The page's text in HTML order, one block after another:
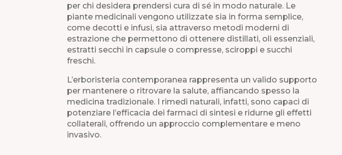
per chi desidera prendersi cura di sé in modo naturale. Le
piante medicinali vengono utilizzate sia in forma semplice,
come decotti e infusi, sia attraverso metodi moderni di
estrazione che permettono di ottenere distillati, oli essenziali,
estratti secchi in capsule o compresse, sciroppi e succhi
freschi.
L’erboristeria contemporanea rappresenta un valido supporto
per mantenere o ritrovare la salute, affiancando spesso la
medicina tradizionale. I rimedi naturali, infatti, sono capaci di
potenziare l’efficacia dei farmaci di sintesi e ridurne gli effetti
collaterali, offrendo un approccio complementare e meno
invasivo.